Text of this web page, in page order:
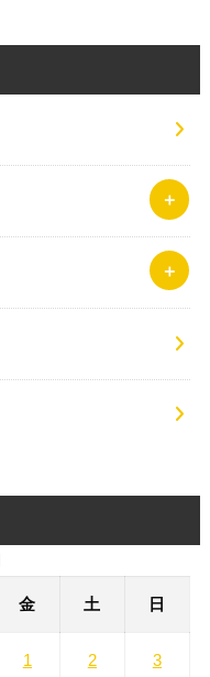
金 土 日
1 2 3